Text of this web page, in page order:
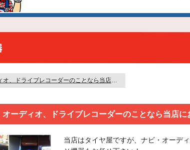
ナビ・オーディオ、ドライブレコーダーのことなら当店にお任せ！
オーディオ、ドライブレコーダーのことなら当店に
当店はタイヤ屋ですが、ナビ・オーデ